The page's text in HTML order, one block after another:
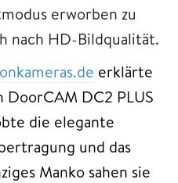
erworben zu
nach HD-Bildqualität.
erklärte
DoorCAM DC2 PLUS
die elegante
und das
Manko sahen sie